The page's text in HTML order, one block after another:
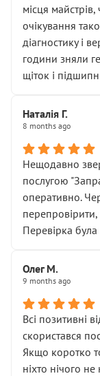
місця
очікування
діагностику і
години зняли
щіток і
Наталія Г.
8 months ago
Нещодавно
послугою
оперативно.
Перевірка
Олег М.
9 months ago
Всі позитивні
скористався
Якщо коротко
ніхто нічого